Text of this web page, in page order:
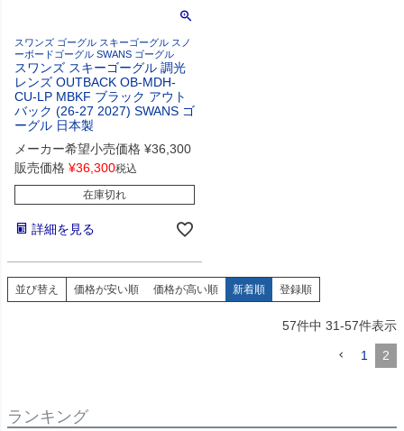
スワンズ ゴーグル スキーゴーグル スノ
ーボードゴーグル SWANS ゴーグル
スワンズ スキーゴーグル 調光
レンズ OUTBACK OB-MDH-
CU-LP MBKF ブラック アウト
バック (26-27 2027) SWANS ゴ
ーグル 日本製
メーカー希望小売価格 ¥36,300
販売価格 ¥36,300税込
在庫切れ
詳細を見る
並び替え 価格が安い順 価格が高い順 新着順 登録順
57件中 31-57件表示
1 2
ランキング